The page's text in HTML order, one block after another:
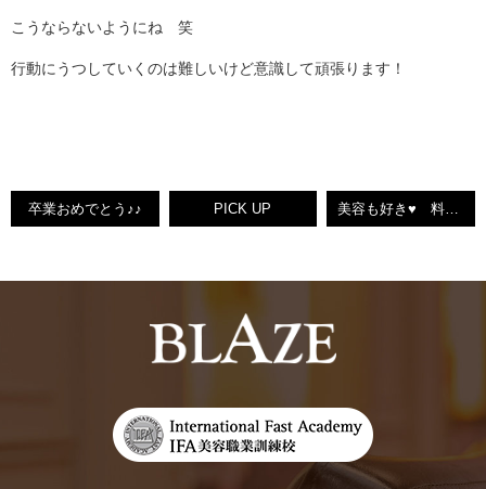
こうならないようにね 笑
行動にうつしていくのは難しいけど意識して頑張ります！
卒業おめでとう♪♪ PICK UP 美容も好き♥ 料理も好き♥【H&L りえ】